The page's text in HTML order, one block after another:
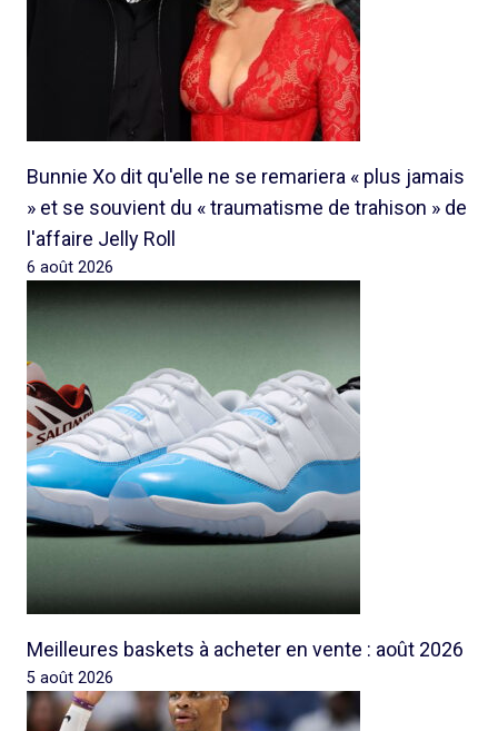
Bunnie Xo dit qu'elle ne se remariera « plus jamais
» et se souvient du « traumatisme de trahison » de
l'affaire Jelly Roll
6 août 2026
Meilleures baskets à acheter en vente : août 2026
5 août 2026